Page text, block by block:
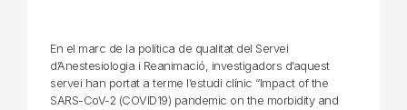
En el marc de la política de qualitat del Servei
d’Anestesiologia i Reanimació, investigadors d’aquest
servei han portat a terme l’estudi clínic “Impact of the
SARS-CoV-2 (COVID19) pandemic on the morbidity and